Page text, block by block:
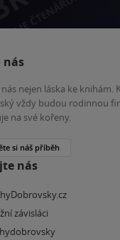
nás
nejen láska ke knihám.
vždy budou rodinnou
na své kořeny.
si náš příběh
nás
závisláci